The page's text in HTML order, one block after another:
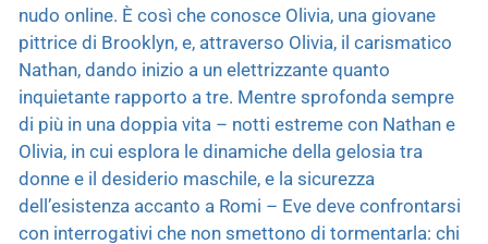
nudo online. È così che conosce Olivia, una giovane
pittrice di Brooklyn, e, attraverso Olivia, il carismatico
Nathan, dando inizio a un elettrizzante quanto
inquietante rapporto a tre. Mentre sprofonda sempre
di più in una doppia vita – notti estreme con Nathan e
Olivia, in cui esplora le dinamiche della gelosia tra
donne e il desiderio maschile, e la sicurezza
dell’esistenza accanto a Romi – Eve deve confrontarsi
con interrogativi che non smettono di tormentarla: chi